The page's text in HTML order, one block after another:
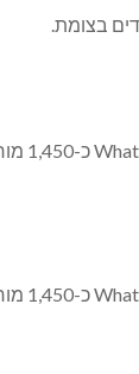
בצומת.